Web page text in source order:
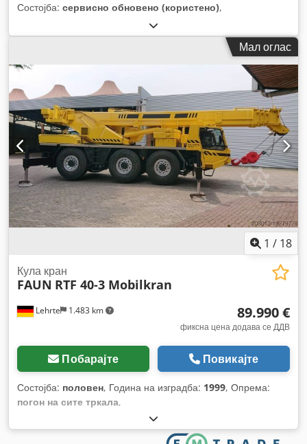
Состојба: сервисно обновено (користено),
Мал оглас
1 / 18
Lehrte 1.483 km
Кула кран
FAUN RTF 40-3 Mobilkran
89.990 €
фиксна цена додава се ДДВ
Побарајте Повикајте
Состојба: половен, Година на изградба: 1999, Опрема:
погон на сите тркала,